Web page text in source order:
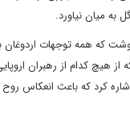
به میان نیاورد.
که همه توجهات اردوغان
از هیچ کدام از رهبران
کرد که باعث انعکاس